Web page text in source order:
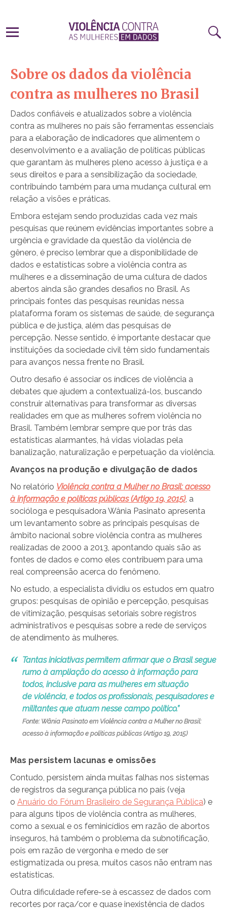
Sobre os dados da violência
contra as mulheres no Brasil
Dados confiáveis e atualizados sobre a violência
contra as mulheres no país são ferramentas essenciais
para a elaboração de indicadores que alimentem o
desenvolvimento e a avaliação de políticas públicas
que garantam às mulheres pleno acesso à justiça e a
seus direitos e para a sensibilização da sociedade,
contribuindo também para uma mudança cultural em
relação a visões e práticas.
Embora estejam sendo produzidas cada vez mais
pesquisas que reúnem evidências importantes sobre a
urgência e gravidade da questão da violência de
gênero, é preciso lembrar que a disponibilidade de
dados e estatísticas sobre a violência contra as
mulheres e a disseminação de uma cultura de dados
abertos ainda são grandes desafios no Brasil. As
principais fontes das pesquisas reunidas nessa
plataforma foram os sistemas de saúde, de segurança
pública e de justiça, além das pesquisas de
percepção. Nesse sentido, é importante destacar que
instituições da sociedade civil têm sido fundamentais
para avanços nessa frente no Brasil.
Outro desafio é associar os índices de violência a
debates que ajudem a contextualizá-los, buscando
construir alternativas para transformar as diversas
realidades em que as mulheres sofrem violência no
Brasil. Também lembrar sempre que por trás das
estatísticas alarmantes, há vidas violadas pela
banalização, naturalização e perpetuação da violência.
Avanços na produção e divulgação de dados
No relatório Violência contra a Mulher no Brasil: acesso
à informação e políticas públicas (Artigo 19, 2015), a
socióloga e pesquisadora Wânia Pasinato apresenta
um levantamento sobre as principais pesquisas de
âmbito nacional sobre violência contra as mulheres
realizadas de 2000 a 2013, apontando quais são as
fontes de dados e como eles contribuem para uma
real compreensão acerca do fenômeno.
No estudo, a especialista dividiu os estudos em quatro
grupos: pesquisas de opinião e percepção, pesquisas
de vitimização, pesquisas setoriais sobre registros
administrativos e pesquisas sobre a rede de serviços
de atendimento às mulheres.
Tantas iniciativas permitem afirmar que o Brasil segue
rumo à ampliação do acesso à informação para
todos, inclusive para as mulheres em situação
de violência, e todos os profissionais, pesquisadores e
militantes que atuam nesse campo político.”
Fonte: Wânia Pasinato em Violência contra a Mulher no Brasil:
acesso à informação e políticas públicas (Artigo 19, 2015)
Mas persistem lacunas e omissões
Contudo, persistem ainda muitas falhas nos sistemas
de registros da segurança pública no país (veja
o Anuário do Fórum Brasileiro de Segurança Pública) e
para alguns tipos de violência contra as mulheres,
como a sexual e os feminicídios em razão de abortos
inseguros, há também o problema da subnotificação,
pois em razão de vergonha e medo de ser
estigmatizada ou presa, muitos casos não entram nas
estatísticas.
Outra dificuldade refere-se à escassez de dados com
recortes por raça/cor e quase inexistência de dados